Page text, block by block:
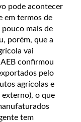
pode acontecer
em termos de
mais de
porém, que a
vai
confirmou
pelo
agrícolas e
o que
tem